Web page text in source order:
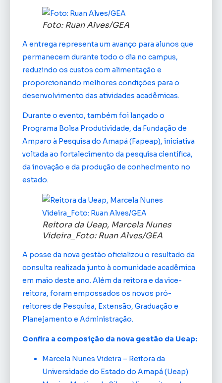
Foto: Ruan Alves/GEA
A entrega representa um avanço para alunos que
permanecem durante todo o dia no campus,
reduzindo os custos com alimentação e
proporcionando melhores condições para o
desenvolvimento das atividades acadêmicas.
Durante o evento, também foi lançado o
Programa Bolsa Produtividade, da Fundação de
Amparo à Pesquisa do Amapá (Fapeap), iniciativa
voltada ao fortalecimento da pesquisa científica,
da inovação e da produção de conhecimento no
estado.
Reitora da Ueap, Marcela Nunes
Videira_Foto: Ruan Alves/GEA
A posse da nova gestão oficializou o resultado da
consulta realizada junto à comunidade acadêmica
em maio deste ano. Além da reitora e da vice-
reitora, foram empossados os novos pró-
reitores de Pesquisa, Extensão, Graduação e
Planejamento e Administração.
Confira a composição da nova gestão da Ueap:
Marcela Nunes Videira – Reitora da
Universidade do Estado do Amapá (Ueap)